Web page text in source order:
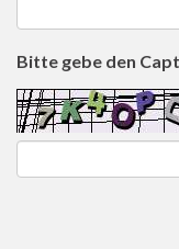
Bitte gebe den